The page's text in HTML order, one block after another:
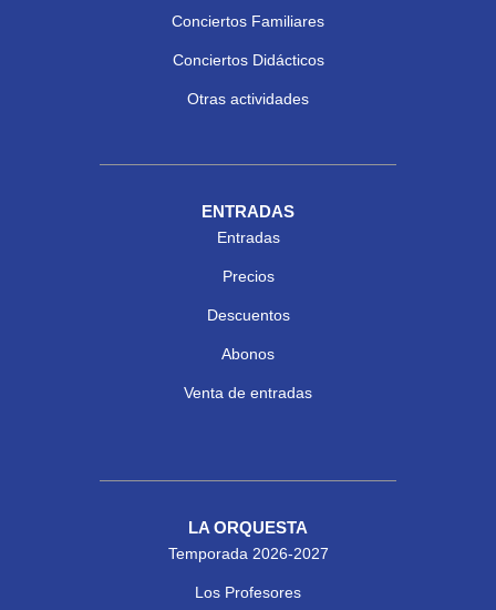
Conciertos Familiares
Conciertos Didácticos
Otras actividades
ENTRADAS
Entradas
Precios
Descuentos
Abonos
Venta de entradas
LA ORQUESTA
Temporada 2026-2027
Los Profesores